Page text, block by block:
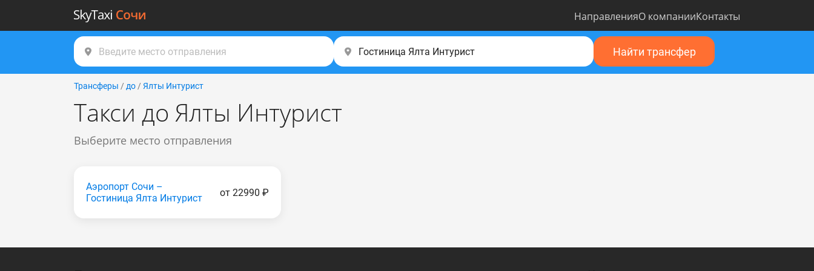
НаправленияО компанииКонтакты
Найти трансфер
Трансферы / до / Ялты Интурист
Такси до Ялты Интурист
Выберите место отправления
Аэропорт Сочи –
Гостиница Ялта Интурист
от 22990 ₽